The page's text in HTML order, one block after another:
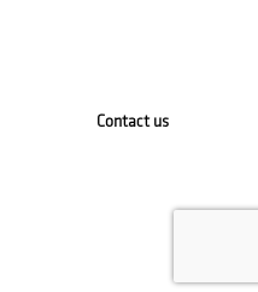
Contact us